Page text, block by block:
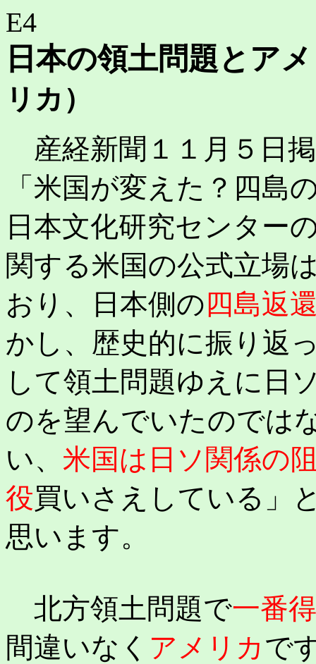
E4
日本の領土問題とア
リカ）
産経新聞１１月５日
「米国が変えた？四島
日本文化研究センター
関する米国の公式立場
おり、日本側の四島返
かし、歴史的に振り返
して領土問題ゆえに日
のを望んでいたのでは
い、 米国は日ソ関係の
役買いさえしている」
思います。
北方領土問題で一番
間違いなく アメリカ で